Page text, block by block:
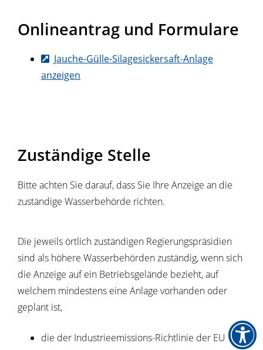
Onlineantrag und Formulare
Jauche-Gülle-Silagesickersaft-Anlage
anzeigen
Zuständige Stelle
Bitte achten Sie darauf, dass Sie Ihre Anzeige an die
zuständige Wasserbehörde richten.
Die jeweils örtlich zuständigen Regierungspräsidien
sind als höhere Wasserbehörden zuständig, wenn sich
die Anzeige auf ein Betriebsgelände bezieht, auf
welchem mindestens eine Anlage vorhanden oder
geplant ist,
die der Industrieemissions-Richtlinie der EU